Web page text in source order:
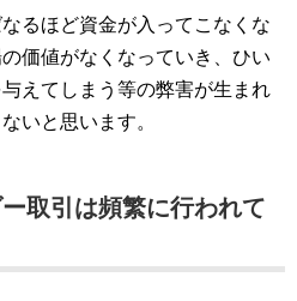
るほど資金が入ってこなくな
価値がなくなっていき、ひい
えてしまう等の弊害が生まれ
いと思います。
取引は頻繁に行われて